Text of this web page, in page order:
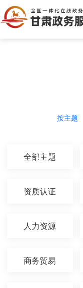
按主题
全部主题
资质认证
人力资源
商务贸易